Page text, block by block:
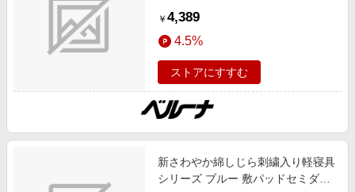
￥ 4,389
4.5%
ストアにすすむ
新さわやか綿しじら刺繍入り軽寝具
シリーズ ブルー 敷パッドセミダブ